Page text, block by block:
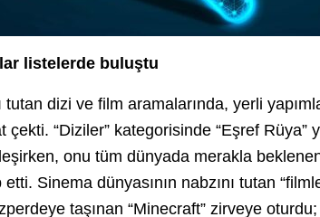
listelerde buluştu
tutan dizi ve film aramalarında, yerli
çekti. “Diziler” kategorisinde “Eşref Rüya”
onu tüm dünyada merakla
etti. Sinema dünyasının nabzını tutan
taşınan “Minecraft” zirveye